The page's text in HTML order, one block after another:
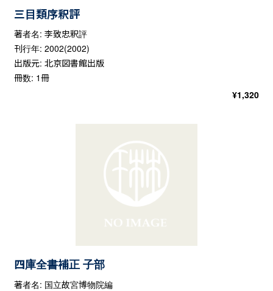
三目類序釈評
著者名: 李致忠釈評
刊行年: 2002(2002)
出版元: 北京図書館出版
冊数: 1冊
¥1,320
四庫全書補正 子部
著者名: 国立故宮博物院編